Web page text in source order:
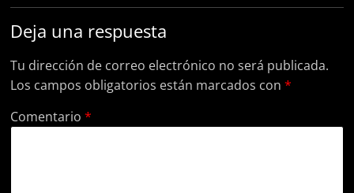
Deja una respuesta
Tu dirección de correo electrónico no será publicada.
Los campos obligatorios están marcados con*
Comentario*